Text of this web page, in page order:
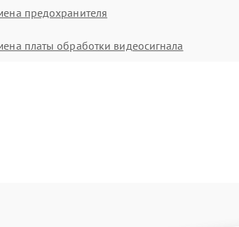
предохранителя
платы обработки видеосигнала